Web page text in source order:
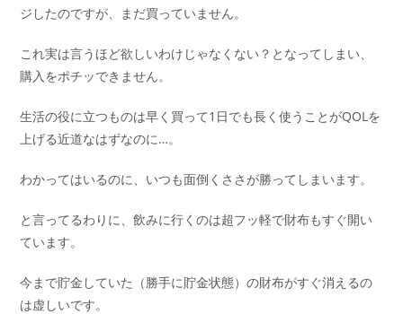
ジしたのですが、まだ買っていません。
これ実は言うほど欲しいわけじゃなくない？となってしまい、
購入をポチッできません。
生活の役に立つものは早く買って1日でも長く使うことがQOLを
上げる近道なはずなのに…。
わかってはいるのに、いつも面倒くささが勝ってしまいます。
と言ってるわりに、飲みに行くのは超フッ軽で財布もすぐ開い
ています。
今まで貯金していた（勝手に貯金状態）の財布がすぐ消えるの
は虚しいです。